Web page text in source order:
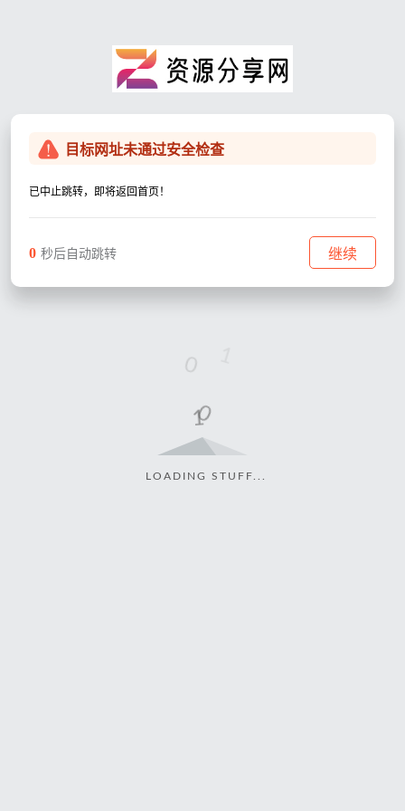
LOADING STUFF...
目标网址未通过安全检查
已中止跳转，即将返回首页！
0 秒后自动跳转 继续